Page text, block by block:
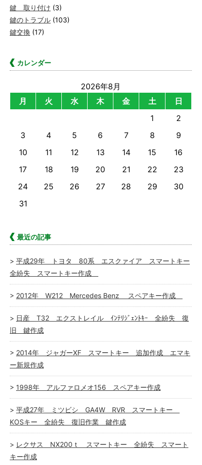
鍵 取り付け (3)
鍵のトラブル (103)
鍵交換 (17)
カレンダー
2026年8月
月
火 水 木 金 土
日
1
2
3
4 5 6 7 8
9
10
11 12 13 14 15
16
17
18 19 20 21 22
23
24
25 26 27 28 29
30
31
最近の記事
平成29年 トヨタ 80系 エスクァイア スマートキー
全紛失 スマートキー作成
2012年 W212 Mercedes Benz スペアキー作成
日産 T32 エクストレイル ｲﾝﾃﾘｼﾞｪﾝﾄｷｰ 全紛失 復
旧 鍵作成
2014年 ジャガーXF スマートキー 追加作成 エマキ
ー新規作成
1998年 アルファロメオ156 スペアキー作成
平成27年 ミツビシ GA4W RVR スマートキー
KOSキー 全紛失 復旧作業 鍵作成
レクサス NX200ｔ スマートキー 全紛失 スマート
キー作成